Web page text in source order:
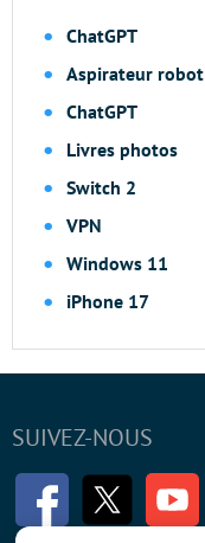
ChatGPT
Aspirateur robot
ChatGPT
Livres photos
Switch 2
VPN
Windows 11
iPhone 17
SUIVEZ-NOUS
FacebookTwitter